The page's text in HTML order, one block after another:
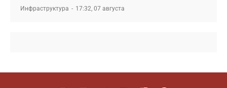
Инфраструктура 17:32, 07 августа